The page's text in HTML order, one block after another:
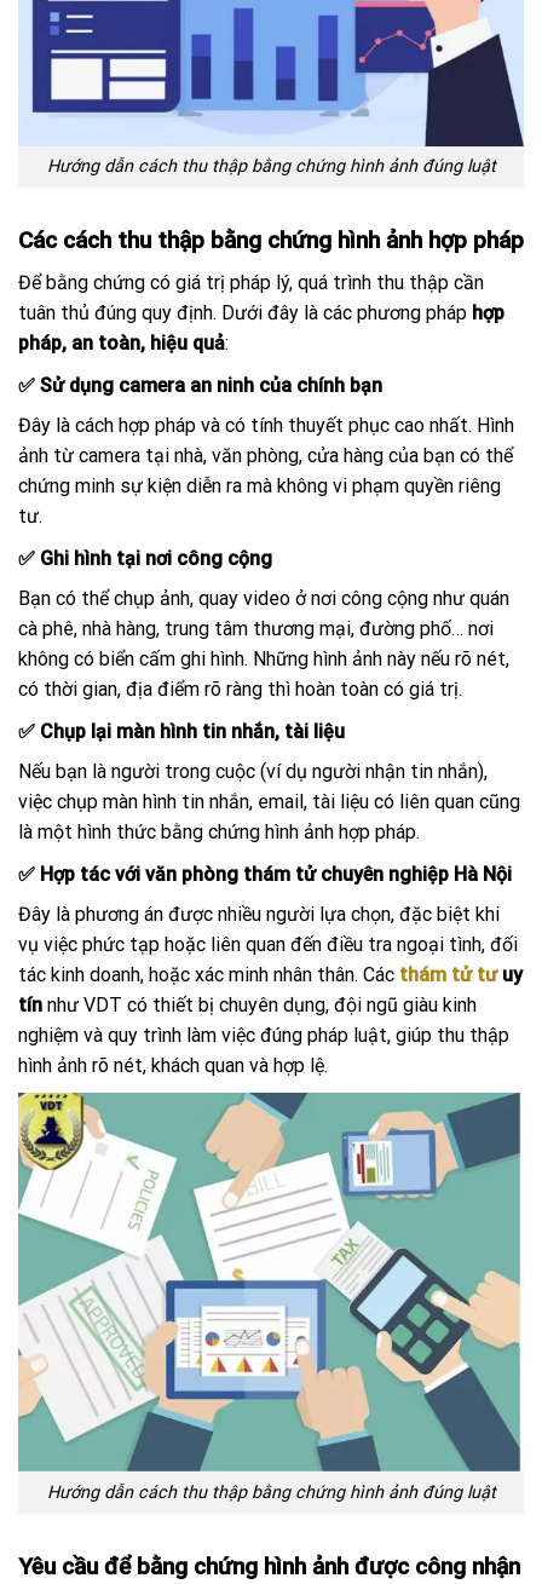
Hướng dẫn cách thu thập bằng chứng hình ảnh đúng luật
Các cách thu thập bằng chứng hình ảnh hợp pháp
Để bằng chứng có giá trị pháp lý, quá trình thu thập cần
tuân thủ đúng quy định. Dưới đây là các phương pháp hợp
pháp, an toàn, hiệu quả:
✅ Sử dụng camera an ninh của chính bạn
Đây là cách hợp pháp và có tính thuyết phục cao nhất. Hình
ảnh từ camera tại nhà, văn phòng, cửa hàng của bạn có thể
chứng minh sự kiện diễn ra mà không vi phạm quyền riêng
tư.
✅ Ghi hình tại nơi công cộng
Bạn có thể chụp ảnh, quay video ở nơi công cộng như quán
cà phê, nhà hàng, trung tâm thương mại, đường phố… nơi
không có biển cấm ghi hình. Những hình ảnh này nếu rõ nét,
có thời gian, địa điểm rõ ràng thì hoàn toàn có giá trị.
✅ Chụp lại màn hình tin nhắn, tài liệu
Nếu bạn là người trong cuộc (ví dụ người nhận tin nhắn),
việc chụp màn hình tin nhắn, email, tài liệu có liên quan cũng
là một hình thức bằng chứng hình ảnh hợp pháp.
✅ Hợp tác với văn phòng thám tử chuyên nghiệp Hà Nội
Đây là phương án được nhiều người lựa chọn, đặc biệt khi
vụ việc phức tạp hoặc liên quan đến điều tra ngoại tình, đối
tác kinh doanh, hoặc xác minh nhân thân. Các thám tử tưuy
tín như VDT có thiết bị chuyên dụng, đội ngũ giàu kinh
nghiệm và quy trình làm việc đúng pháp luật, giúp thu thập
hình ảnh rõ nét, khách quan và hợp lệ.
Hướng dẫn cách thu thập bằng chứng hình ảnh đúng luật
Yêu cầu để bằng chứng hình ảnh được công nhận